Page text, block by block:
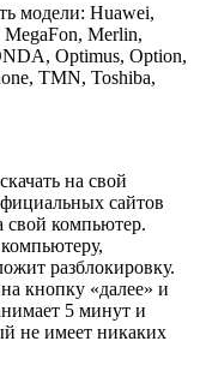
модели: Huawei,
Merlin,
Optimus, Option,
TMN, Toshiba,
на свой
сайтов
свой компьютер.
разблокировку.
кнопку «далее» и
5 минут и
не имеет никаких